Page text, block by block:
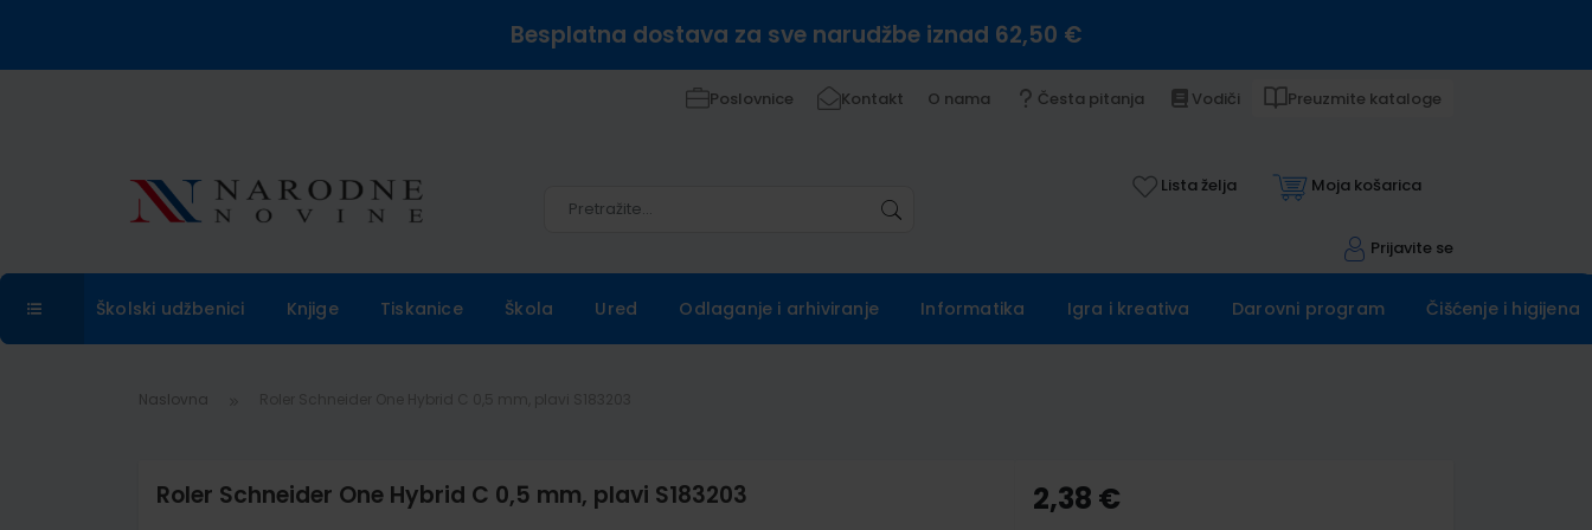
Besplatna dostava za sve narudžbe iznad 62,50 €
Poslovnice Kontakt O nama Česta pitanja Vodiči Preuzmite kataloge
Lista želja Moja košarica
Prijavite se
Školski udžbenici Knjige Tiskanice Škola Ured Odlaganje i arhiviranje Informatika Igra i kreativa Darovni program Čišćenje i higijena
Naslovna
Roler Schneider One Hybrid C 0,5 mm, plavi S183203 2,38 €